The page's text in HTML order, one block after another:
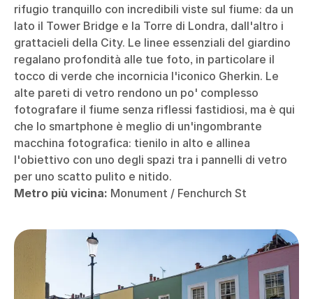
rifugio tranquillo con incredibili viste sul fiume: da un
lato il Tower Bridge e la Torre di Londra, dall'altro i
grattacieli della City. Le linee essenziali del giardino
regalano profondità alle tue foto, in particolare il
tocco di verde che incornicia l'iconico Gherkin. Le
alte pareti di vetro rendono un po' complesso
fotografare il fiume senza riflessi fastidiosi, ma è qui
che lo smartphone è meglio di un'ingombrante
macchina fotografica: tienilo in alto e allinea
l'obiettivo con uno degli spazi tra i pannelli di vetro
per uno scatto pulito e nitido.
Metro più vicina: Monument / Fenchurch St